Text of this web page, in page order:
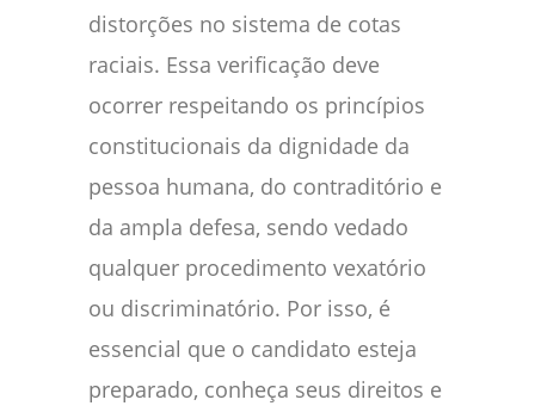
distorções no sistema de cotas
raciais. Essa verificação deve
ocorrer respeitando os princípios
constitucionais da dignidade da
pessoa humana, do contraditório e
da ampla defesa, sendo vedado
qualquer procedimento vexatório
ou discriminatório. Por isso, é
essencial que o candidato esteja
preparado, conheça seus direitos e